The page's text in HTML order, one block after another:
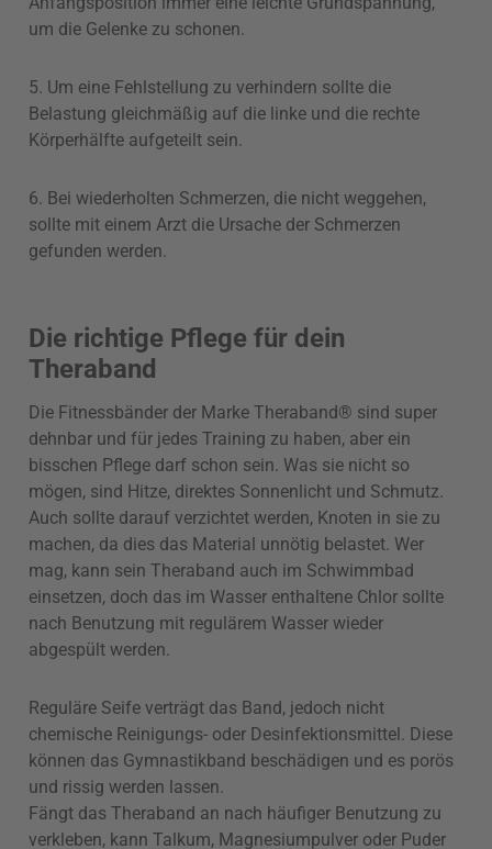
um die Gelenke zu schonen.
5. Um eine Fehlstellung zu verhindern sollte die
Belastung gleichmäßig auf die linke und die rechte
Körperhälfte aufgeteilt sein.
6. Bei wiederholten Schmerzen, die nicht weggehen,
sollte mit einem Arzt die Ursache der Schmerzen
gefunden werden.
Die richtige Pflege für dein
Theraband
Die Fitnessbänder der Marke Theraband® sind super
dehnbar und für jedes Training zu haben, aber ein
bisschen Pflege darf schon sein. Was sie nicht so
mögen, sind Hitze, direktes Sonnenlicht und Schmutz.
Auch sollte darauf verzichtet werden, Knoten in sie zu
machen, da dies das Material unnötig belastet. Wer
mag, kann sein Theraband auch im Schwimmbad
einsetzen, doch das im Wasser enthaltene Chlor sollte
nach Benutzung mit regulärem Wasser wieder
abgespült werden.
Reguläre Seife verträgt das Band, jedoch nicht
chemische Reinigungs- oder Desinfektionsmittel. Diese
können das Gymnastikband beschädigen und es porös
und rissig werden lassen.
Fängt das Theraband an nach häufiger Benutzung zu
verkleben, kann Talkum, Magnesiumpulver oder Puder